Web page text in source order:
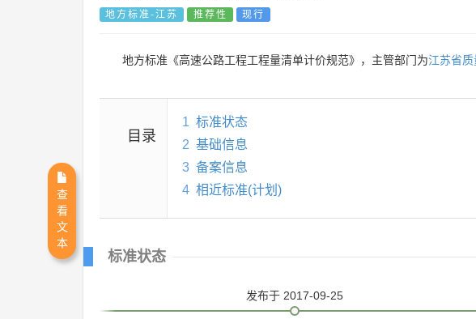
地方标准-江苏 推荐性 现行
地方标准《高速公路工程工程量清单计价规范》，主管部门为江苏省
目录
1 标准状态
2 基础信息
3 备案信息
4 相近标准(计划)
标准状态
发布于 2017-09-25
查
看
文
本